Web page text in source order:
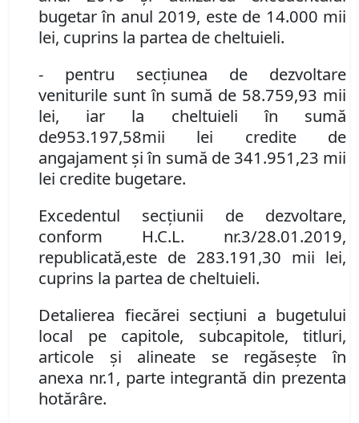
bugetar în anul 2019, este de 14.000 mii
lei, cuprins la partea de cheltuieli.
- pentru secţiunea de dezvoltare
veniturile sunt în sumă de 58.759,93 mii
lei, iar la cheltuieli în sumă
de953.197,58mii lei credite de
angajament și în sumă de 341.951,23 mii
lei credite bugetare.
Excedentul secţiunii de dezvoltare,
conform H.C.L. nr.3/28.01.2019,
republicată,este de 283.191,30 mii lei,
cuprins la partea de cheltuieli.
Detalierea fiecărei secţiuni a bugetului
local pe capitole, subcapitole, titluri,
articole şi alineate se regăseşte în
anexa nr.1, parte integrantă din prezenta
hotărâre.